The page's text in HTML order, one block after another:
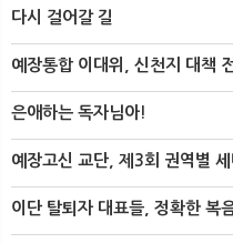
다시 걸어갈 길
예장통합 이대위, 신천지 대책 전
은애하는 독자님아!
예장고신 교단, 제3회 권역별 세
이단 탈퇴자 대표들, 정확한 복